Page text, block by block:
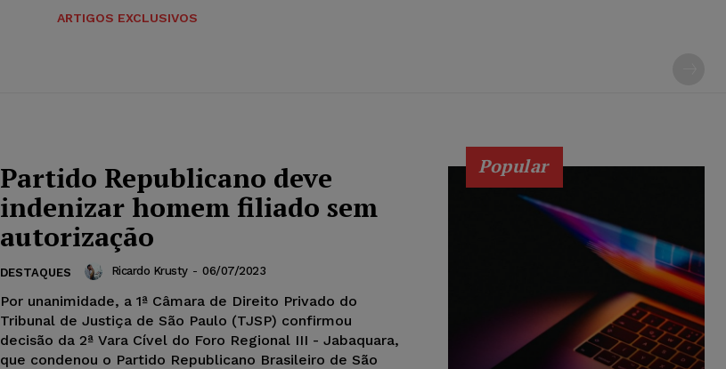
ARTIGOS EXCLUSIVOS
Partido Republicano deve
indenizar homem filiado sem
autorização
DESTAQUES Ricardo Krusty - 06/07/2023
Por unanimidade, a 1ª Câmara de Direito Privado do
Tribunal de Justiça de São Paulo (TJSP) confirmou
decisão da 2ª Vara Cível do Foro Regional III - Jabaquara,
que condenou o Partido Republicano Brasileiro de São
Popular